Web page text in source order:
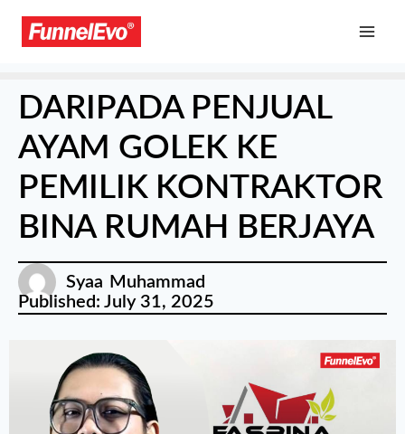
DARIPADA PENJUAL
AYAM GOLEK KE
PEMILIK KONTRAKTOR
BINA RUMAH BERJAYA
Syaa Muhammad
Published: July 31, 2025